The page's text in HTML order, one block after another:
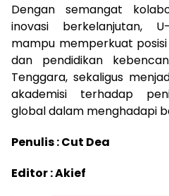
Dengan semangat
inovasi berkelanjutan,
mampu memperkuat
dan pendidikan
Tenggara, sekaligus
akademisi terhadap
global dalam menghadapi
Penulis : Cut Dea
Editor : Akief